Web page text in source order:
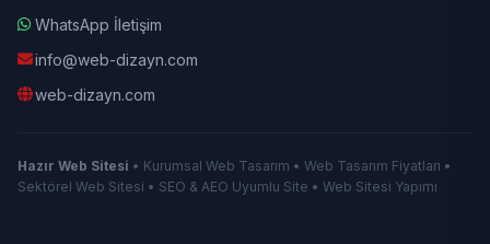
WhatsApp İletişim
info@web-dizayn.com
web-dizayn.com
Hazır Web Sitesi • Kurumsal Web Tasarım • Web Tasarım Fiyatları •
Sektörel Web Sitesi • SEO & AEO Uyumlu Site • Web Sitesi Yapımı